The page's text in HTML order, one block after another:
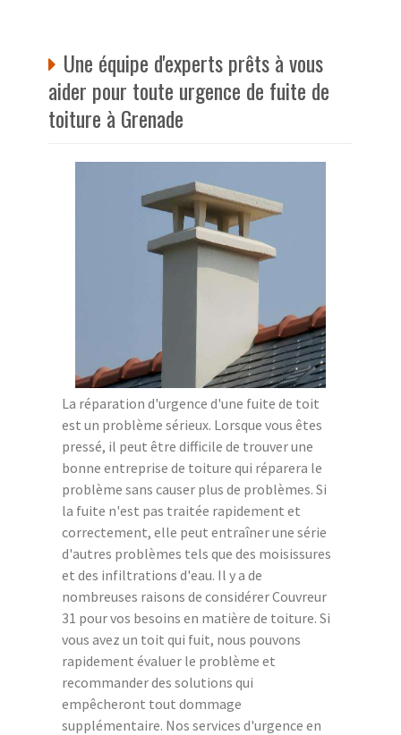
Une équipe d'experts prêts à vous
aider pour toute urgence de fuite de
toiture à Grenade
La réparation d'urgence d'une fuite de toit
est un problème sérieux. Lorsque vous êtes
pressé, il peut être difficile de trouver une
bonne entreprise de toiture qui réparera le
problème sans causer plus de problèmes. Si
la fuite n'est pas traitée rapidement et
correctement, elle peut entraîner une série
d'autres problèmes tels que des moisissures
et des infiltrations d'eau. Il y a de
nombreuses raisons de considérer Couvreur
31 pour vos besoins en matière de toiture. Si
vous avez un toit qui fuit, nous pouvons
rapidement évaluer le problème et
recommander des solutions qui
empêcheront tout dommage
supplémentaire. Nos services d'urgence en